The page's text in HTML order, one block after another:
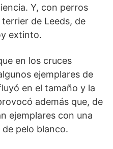
Y, con perros
de Leeds, de
extinto.
en los cruces
ejemplares de
en el tamaño y la
además que, de
ejemplares con una
pelo blanco.